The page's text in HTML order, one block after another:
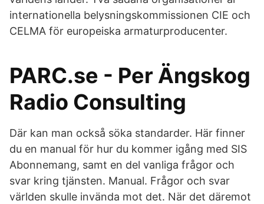
internationella belysningskommissionen CIE och
CELMA för europeiska armaturproducenter.
PARC.se - Per Ängskog
Radio Consulting
Där kan man också söka standarder. Här finner
du en manual för hur du kommer igång med SIS
Abonnemang, samt en del vanliga frågor och
svar kring tjänsten. Manual. Frågor och svar
världen skulle invända mot det. När det däremot